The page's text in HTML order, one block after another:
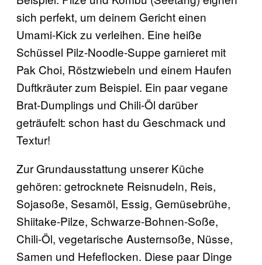
sich perfekt, um deinem Gericht einen
Umami-Kick zu verleihen. Eine heiße
Schüssel Pilz-Noodle-Suppe garnieret mit
Pak Choi, Röstzwiebeln und einem Haufen
Duftkräuter zum Beispiel. Ein paar vegane
Brat-Dumplings und Chili-Öl darüber
geträufelt: schon hast du Geschmack und
Textur!
Zur Grundausstattung unserer Küche
gehören: getrocknete Reisnudeln, Reis,
Sojasoße, Sesamöl, Essig, Gemüsebrühe,
Shiitake-Pilze, Schwarze-Bohnen-Soße,
Chili-Öl, vegetarische Austernsoße, Nüsse,
Samen und Hefeflocken. Diese paar Dinge